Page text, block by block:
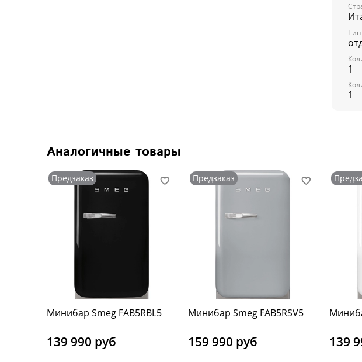
Тип
1
1
Аналогичные товары
Предзаказ
Минибар Smeg FAB5RBL5
139 990 руб
Предзаказ
Минибар Smeg FAB5RSV5
159 990 руб 139